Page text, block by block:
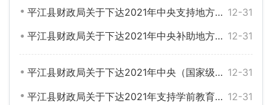
12-31
平江县财政局关于下达2021年中央支持地方公共文化服务体系建设（一般项目）补助资金的通知
12-31
平江县财政局关于下达2021年中央补助地方公共文化服务体系建设专项资金的通知
12-31
平江县财政局关于下达2021年中央（国家级非遗保护文化人才）文化专项资金的通知
12-31
平江县财政局关于下达2021年支持学前教育发展中央资金的通知